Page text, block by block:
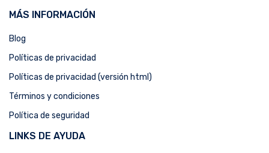
MÁS INFORMACIÓN
Blog
Políticas de privacidad
Políticas de privacidad (versión html)
Términos y condiciones
Política de seguridad
LINKS DE AYUDA